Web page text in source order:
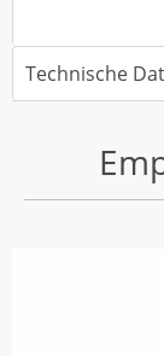
Technische